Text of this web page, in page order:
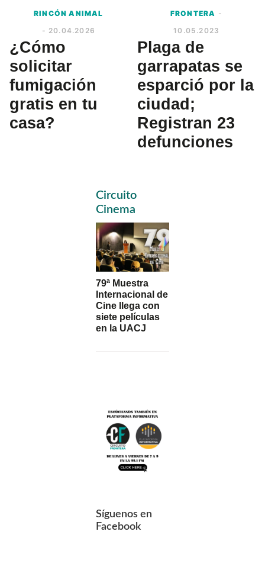
RINCÓN ANIMAL
- 20.04.2026
¿Cómo
solicitar
fumigación
gratis en tu
casa?
FRONTERA -
10.05.2023
Plaga de
garrapatas se
esparció por la
ciudad;
Registran 23
defunciones
Primary
Sidebar
Circuito
Cinema
79ª Muestra
Internacional de
Cine llega con
siete películas
en la UACJ
Síguenos en
Facebook